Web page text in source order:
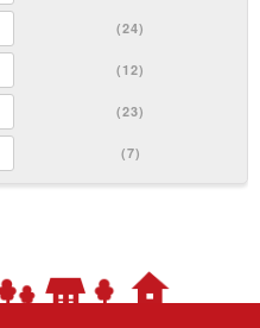
(24)
(12)
(23)
(7)